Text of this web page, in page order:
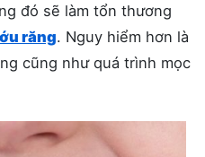
đó sẽ làm tổn thương
răng. Nguy hiểm hơn là
cũng như quá trình mọc